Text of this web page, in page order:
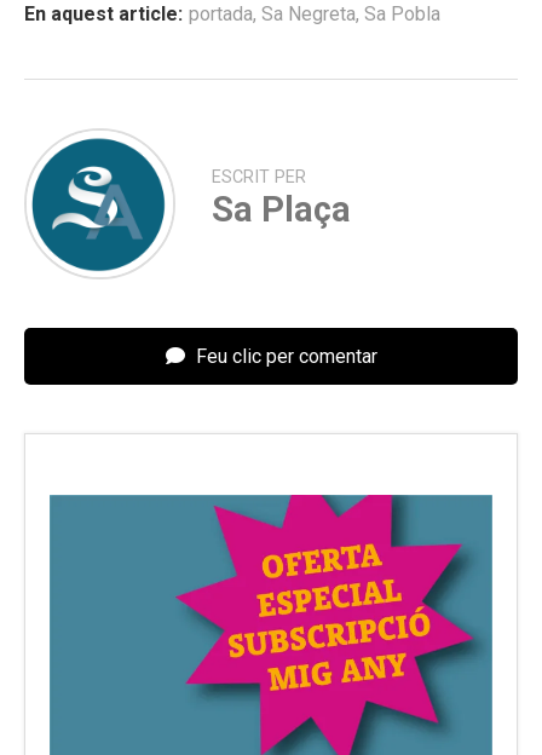
En aquest article: portada, Sa Negreta, Sa Pobla
ESCRIT PER
Sa Plaça
Feu clic per comentar